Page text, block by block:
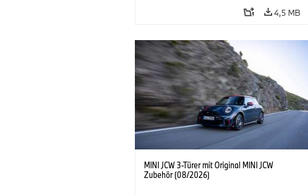
4,5 MB
MINI JCW 3-Türer mit Original MINI JCW
Zubehör (08/2026)